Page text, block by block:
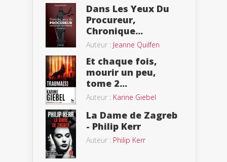
Dans Les Yeux Du
Procureur,
Chronique...
Auteur : Jeanne Quilfen
Et chaque fois,
mourir un peu,
tome 2...
Auteur : Karine Giebel
La Dame de Zagreb
- Philip Kerr
Auteur : Philip Kerr